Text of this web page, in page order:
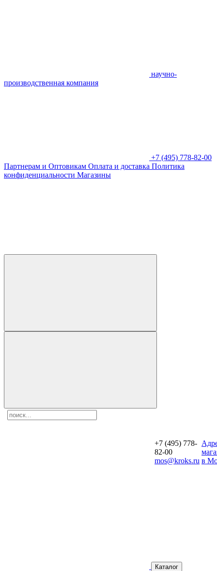
научно-
производственная компания
+7 (495) 778-82-00
Партнерам и Оптовикам Оплата и доставка Политика
конфиденциальности Магазины
+7 (495) 778-
82-00
mos@kroks.ru в
Каталог